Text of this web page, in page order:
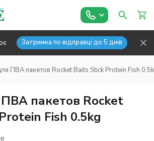
Затримка по відправці до 5 днів
ПВА пакетов Rocket Baits Stick Protein Fish
пакетов Rocket
Fish 0.5kg